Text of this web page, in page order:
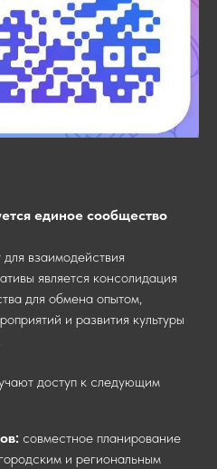
единое сообщество
взаимодействия
является консолидация
для обмена опытом,
и развития культуры
доступ к следующим
совместное планирование
и региональным